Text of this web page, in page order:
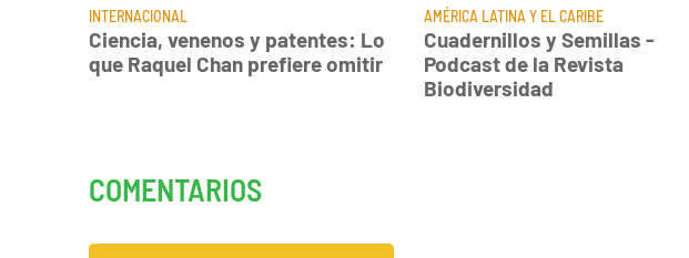
INTERNACIONAL
Ciencia, venenos y patentes: Lo
que Raquel Chan prefiere omitir
AMÉRICA LATINA Y EL CARIBE
Cuadernillos y Semillas -
Podcast de la Revista
Biodiversidad
COMENTARIOS